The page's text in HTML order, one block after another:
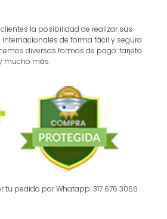
la posibilidad de realizar sus
de forma fácil y segura
diversas formas de pago: tarjeta
mucho más.
pedido por Whatapp: 317 676 3066